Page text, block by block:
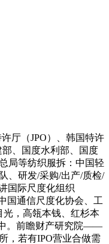
厅（JPO）、韩国特许
、国度水利部、国度
局等纺织服拆：中国轻
、研发/采购/出产/质检/
国际尺度化组织
国通信尺度化协会、工
光，高瓴本钱、红杉本
中。前瞻财产研究院——
，若有IPO营业合做需